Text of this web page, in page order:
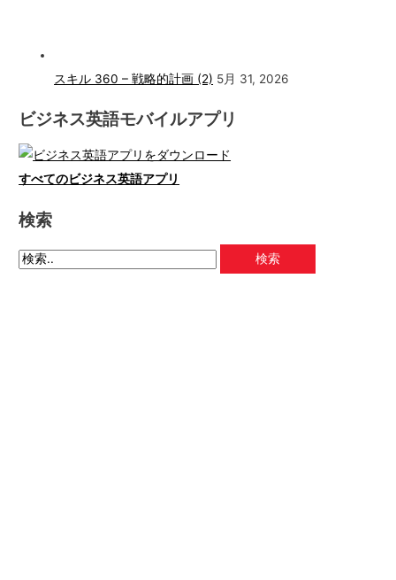
スキル 360 – 戦略的計画 (2) 5月 31, 2026
ビジネス英語モバイルアプリ
すべてのビジネス英語アプリ
検索